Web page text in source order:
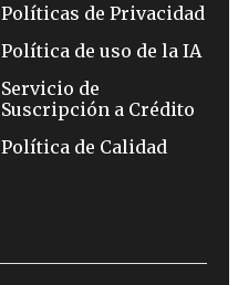
Políticas de Privacidad
Política de uso de la IA
Servicio de
Suscripción a Crédito
Política de Calidad